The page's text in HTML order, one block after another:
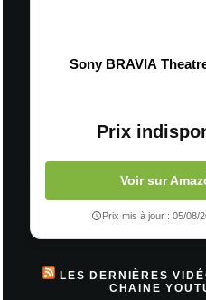
Sony BRAVIA
Prix
Voir sur
Prix mis à jour : 05/08/
LES DERNIÈRES
CHAINE